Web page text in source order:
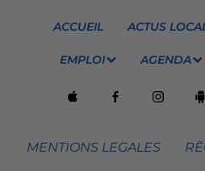
ACCUEIL ACTUS
EMPLOI AGENDA
MENTIONS LEGALES